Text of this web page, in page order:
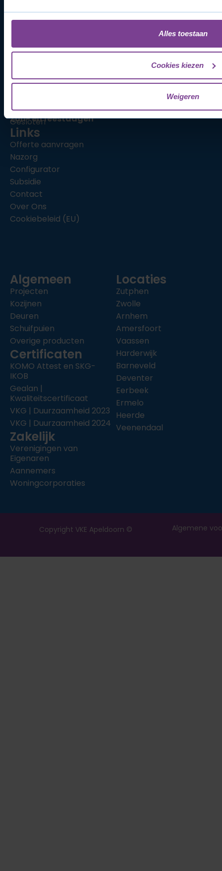
Alles toestaan
Cookies kiezen
Weigeren
Openingstijden
Gesloten
Zon- en feestdagen
Gesloten
Links
Offerte aanvragen
Nazorg
Configurator
Subsidie
Contact
Over Ons
Cookiebeleid (EU)
Algemeen
Projecten
Kozijnen
Deuren
Schuifpuien
Overige producten
Certificaten
KOMO Attest en SKG-
IKOB
Gealan |
Kwaliteitscertificaat
VKG | Duurzaamheid 2023
VKG | Duurzaamheid 2024
Zakelijk
Verenigingen van
Eigenaren
Aannemers
Woningcorporaties
Locaties
Zutphen
Zwolle
Arnhem
Amersfoort
Vaassen
Harderwijk
Barneveld
Deventer
Eerbeek
Ermelo
Heerde
Veenendaal
Copyright VKE Apeldoorn © Algemene